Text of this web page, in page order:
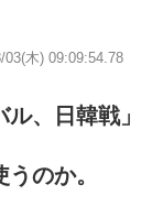
03(木) 09:09:54.78
、日韓戦」
のか。